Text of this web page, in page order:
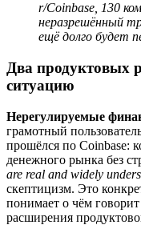
r/Coinbase, 130
неразрешённый
ещё долго будет
Два продуктовых
ситуацию
Нерегулируемые
грамотный
прошёлся по Coinbase:
денежного рынка без
are real and widely
скептицизм. Это
понимает о чём
расширения